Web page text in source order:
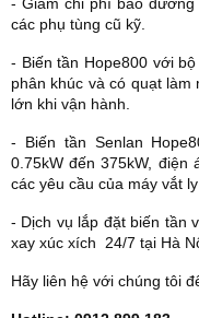
các phụ tùng cũ kỹ.
- Biến tần Hope800 với
phân khúc và có quạt
lớn khi vận hành.
- Biến tần Senlan
0.75kW đến 375kW,
các yêu cầu của máy vắt
- Dịch vụ lắp đặt biến tần
xay xúc xích 24/7 tại Hà
Hãy liên hệ với chúng tôi